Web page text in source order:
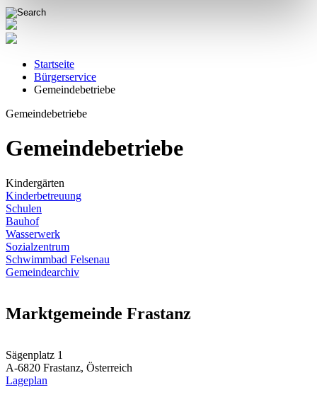
Startseite
Bürgerservice
Gemeindebetriebe
Gemeindebetriebe
Gemeindebetriebe
Kindergärten
Kinderbetreuung
Schulen
Bauhof
Wasserwerk
Sozialzentrum
Schwimmbad Felsenau
Gemeindearchiv
Marktgemeinde Frastanz
Sägenplatz 1
A-6820 Frastanz, Österreich
Lageplan